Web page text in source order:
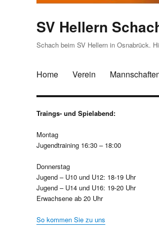
SV Hellern
Schach beim SV Hellern in Osnabrück.
Home Verein
Traings- und Spielabend:
Montag
Jugendtraining 16:30 – 18:00
Donnerstag
Jugend – U10 und U12: 18-19 Uhr
Jugend – U14 und U16: 19-20 Uhr
Erwachsene ab 20 Uhr
So kommen Sie zu uns